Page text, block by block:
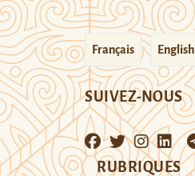
Français English
SUIVEZ-NOUS
RUBRIQUES